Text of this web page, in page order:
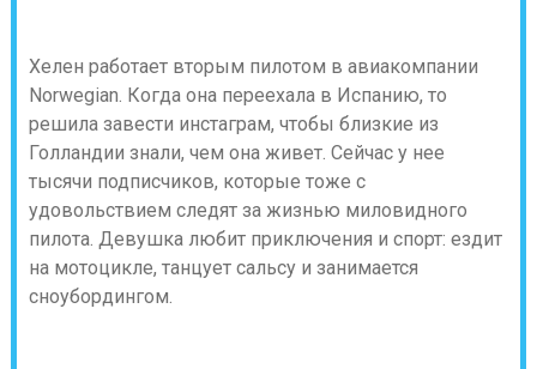
Хелен работает вторым пилотом в авиакомпании
Norwegian. Когда она переехала в Испанию, то
решила завести инстаграм, чтобы близкие из
Голландии знали, чем она живет. Сейчас у нее
тысячи подписчиков, которые тоже с
удовольствием следят за жизнью миловидного
пилота. Девушка любит приключения и спорт: ездит
на мотоцикле, танцует сальсу и занимается
сноубордингом.